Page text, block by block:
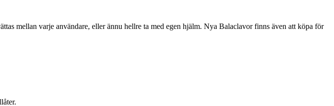
mellan varje användare, eller ännu hellre ta med egen hjälm. Nya Balaclavor finns även att köpa för